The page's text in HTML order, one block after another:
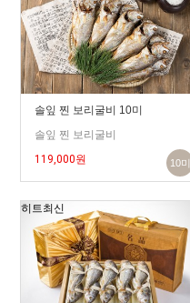
솔잎 찐 보리굴비 10미
솔잎 찐 보리굴비
119,000원
10미
히트최신